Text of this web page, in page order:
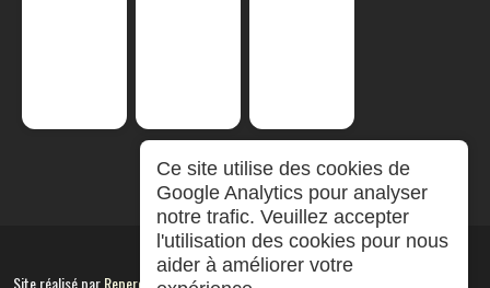
Site réalisé parRepereCom
Ce site utilise des cookies de
Google Analytics pour analyser
notre trafic. Veuillez accepter
l'utilisation des cookies pour nous
aider à améliorer votre